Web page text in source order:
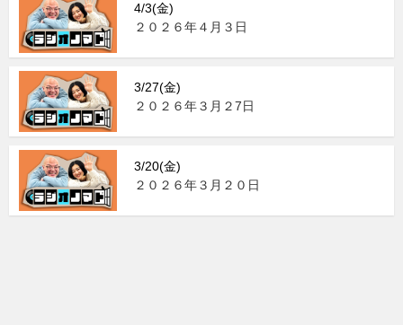
4/3(金)
２０２６年４月３日
3/27(金)
２０２６年３月２7日
3/20(金)
２０２６年３月２０日